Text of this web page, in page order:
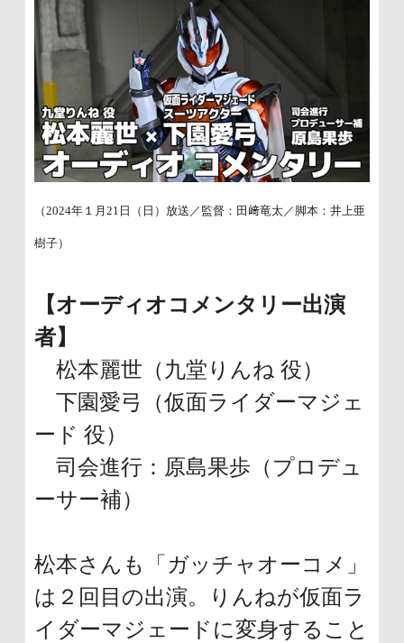
（2024年１月21日（日）放送／監督：田﨑竜太／脚本：井上亜
樹子）
【オーディオコメンタリー出演
者】
松本麗世（九堂りんね 役）
下園愛弓（仮面ライダーマジェ
ード 役）
司会進行：原島果歩（プロデュ
ーサー補）
松本さんも「ガッチャオーコメ」
は２回目の出演。りんねが仮面ラ
イダーマジェードに変身すること